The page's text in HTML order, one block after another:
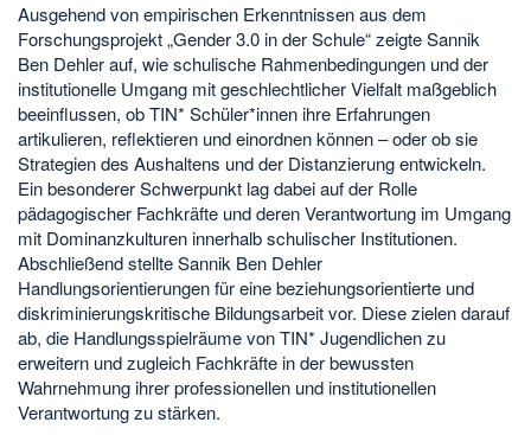
Ausgehend von empirischen Erkenntnissen aus dem
Forschungsprojekt „Gender 3.0 in der Schule“ zeigte Sannik
Ben Dehler auf, wie schulische Rahmenbedingungen und der
institutionelle Umgang mit geschlechtlicher Vielfalt maßgeblich
beeinflussen, ob TIN* Schüler*innen ihre Erfahrungen
artikulieren, reflektieren und einordnen können – oder ob sie
Strategien des Aushaltens und der Distanzierung entwickeln.
Ein besonderer Schwerpunkt lag dabei auf der Rolle
pädagogischer Fachkräfte und deren Verantwortung im Umgang
mit Dominanzkulturen innerhalb schulischer Institutionen.
Abschließend stellte Sannik Ben Dehler
Handlungsorientierungen für eine beziehungsorientierte und
diskriminierungskritische Bildungsarbeit vor. Diese zielen darauf
ab, die Handlungsspielräume von TIN* Jugendlichen zu
erweitern und zugleich Fachkräfte in der bewussten
Wahrnehmung ihrer professionellen und institutionellen
Verantwortung zu stärken.